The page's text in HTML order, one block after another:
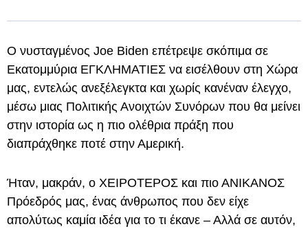
Ο νυσταγμένος Joe Biden επέτρεψε σκόπιμα σε
Εκατομμύρια ΕΓΚΛΗΜΑΤΙΕΣ να εισέλθουν στη Χώρα
μας, εντελώς ανεξέλεγκτα και χωρίς κανέναν έλεγχο,
μέσω μιας Πολιτικής Ανοιχτών Συνόρων που θα μείνει
στην ιστορία ως η πιο ολέθρια πράξη που
διαπράχθηκε ποτέ στην Αμερική.
Ήταν, μακράν, ο ΧΕΙΡΟΤΕΡΟΣ και πιο ΑΝΙΚΑΝΟΣ
Πρόεδρός μας, ένας άνθρωπος που δεν είχε
απολύτως καμία ιδέα για το τι έκανε – Αλλά σε αυτόν,